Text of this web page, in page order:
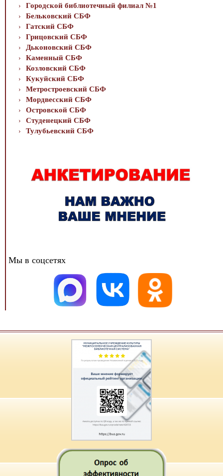
Городской библиотечный филиал №1
Бельковский СБФ
Гатский СБФ
Грицовский СБФ
Дьконовский СБФ
Каменный СБФ
Козловский СБФ
Кукуйский СБФ
Метростроевский СБФ
Мордвесский СБФ
Островской СБФ
Студенецкий СБФ
Тулубьевский СБФ
Мы в соцсетях